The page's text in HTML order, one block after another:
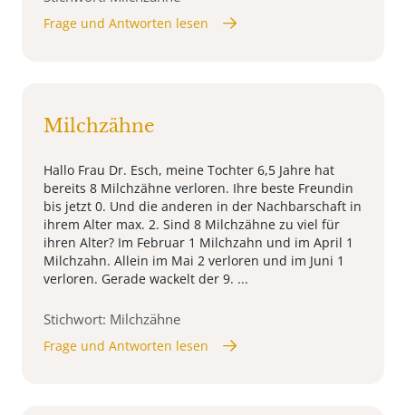
Frage und Antworten lesen
Milchzähne
Hallo Frau Dr. Esch, meine Tochter 6,5 Jahre hat
bereits 8 Milchzähne verloren. Ihre beste Freundin
bis jetzt 0. Und die anderen in der Nachbarschaft in
ihrem Alter max. 2. Sind 8 Milchzähne zu viel für
ihren Alter? Im Februar 1 Milchzahn und im April 1
Milchzahn. Allein im Mai 2 verloren und im Juni 1
verloren. Gerade wackelt der 9. ...
Stichwort: Milchzähne
Frage und Antworten lesen